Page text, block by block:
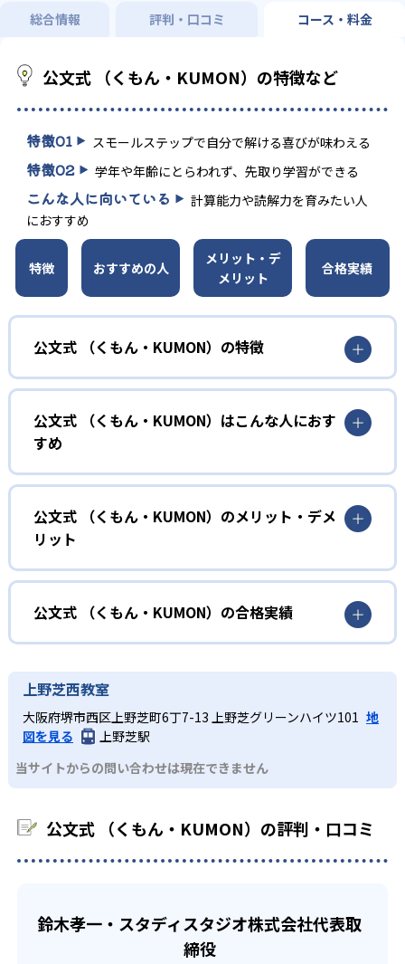
総合情報 評判・口コミ コース・料金
公文式 （くもん・KUMON）の特徴など
特徴01 スモールステップで自分で解ける喜びが味わえる
特徴02 学年や年齢にとらわれず、先取り学習ができる
こんな人に向いている
計算能力や読解力を育みたい人
におすすめ
特徴 おすすめの人
メリット・デ
メリット
合格実績
公文式 （くもん・KUMON）の特徴
01
無学年式の学力別学習
KUMONでは、年齢や学年にとらわれずに、一人ひとりの学
力に応じたレベルから学習を始めている。
確実に100点が取れるレベルから少しずつ難易度を上げてい
しさを経験できる。
KUMONの教材は、簡単な問題から高度な問題へと、スモー
ルステップで進んでいけるよう工夫されている。このスタ
イルは子どもの学習意欲をかき立てるため、教えてもらう
という受け身の姿勢ではなく、自ら進んで学ぶ姿勢を身に
つけられるだろう。
また、自学学習スタイルで学ぶ子どもたちは、自らの学習
課題に気がつくようになる。学年を超えた範囲も学習でき
るため、早い時期から高校教材に進む生徒もいる。
03 フレキシブルな受講スタイル
でも週2回受講できる。そのため、部活や他の習い事で忙し
らのオンライン受講と通室を組み合わせることも可能だ。
公文式 （くもん・KUMON）はこんな人におす
すめ
幼児
小学校に入る準備をしたい幼児向け
KUMONでは細かいステップに分かれた教材で、わかる楽し
さを経験しながら無理なく力を高めていける。
性格や学習への取り組み姿勢に合わせて内容も調整するた
め、小学校に入ってもつまずきにくい学力を身につけられ
るだろう。
中学に向けて苦手教科を克服したい子ども向け
KUMONでは経験豊富な先生が、子どものやる気を引き出せ
るよう適切なヒントを与えたり、声かけをしたりしてい
少しずつ苦手意識を克服できるだろう。
部活や習い事と両立したい生徒向け
KUMONでは、一人ひとりの学習状況やスケジュールに合わ
宿題の量や進め方に関しては、いつでも気軽に相談可能
だ。
公文式 （くもん・KUMON）のメリット・デメ
リット
どんなメリットがある？
KUMONでは自学自習スタイルで勉強するため、集中力や目
標に向かって頑張りやり抜く力を育むことができる。ま
た、年齢や学年にとらわれずに自分の学力に相応したレベ
ルから学習できるため、難しすぎてやる気を損ねたり、簡
単すぎて退屈することもない。
どんなデメリットがある？
KUMONでは、中高生のクラスでも数学・英語・国語の3教
科に限られるため、その他の教科に関しては他塾を検討す
る必要があるだろう。
公文式 （くもん・KUMON）の合格実績
KUMONは、公式サイトでは合格実績は公開していない。志
わせたい。
上野芝西教室
大阪府堺市西区上野芝町6丁7-13 上野芝グリーンハイツ101 地
図を見る
上野芝駅
当サイトからの問い合わせは現在できません
公文式 （くもん・KUMON）の評判・口コミ
鈴木孝一・スタディスタジオ株式会社代表取
締役